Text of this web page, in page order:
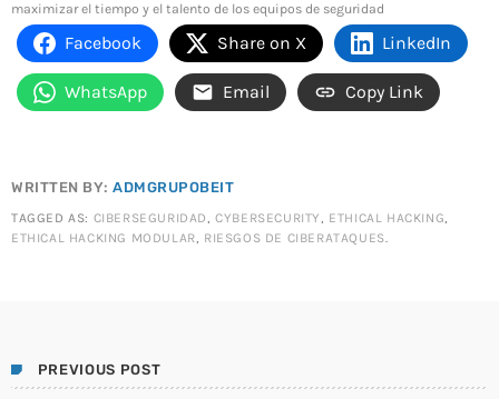
maximizar el tiempo y el talento de los equipos de seguridad
Facebook Share on X LinkedIn
WhatsApp Email Copy Link
WRITTEN BY:ADMGRUPOBEIT
TAGGED AS: CIBERSEGURIDAD,CYBERSECURITY, ETHICAL HACKING,
ETHICAL HACKING MODULAR, RIESGOS DE CIBERATAQUES.
PREVIOUS POST